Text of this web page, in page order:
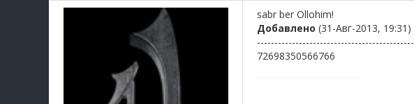
sabr ber Ollohim!
Добавлено (31-Авг-2013, 19:31)
---------------------------------------------
72698350566766